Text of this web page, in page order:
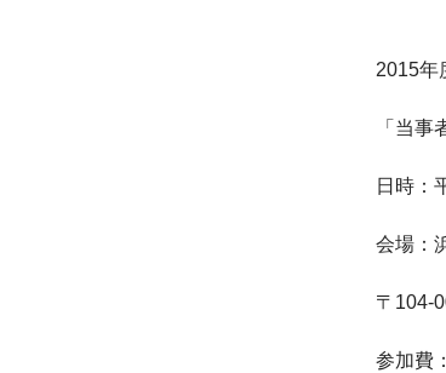
2015年
「当
日時：
会場：
〒104-
参加費